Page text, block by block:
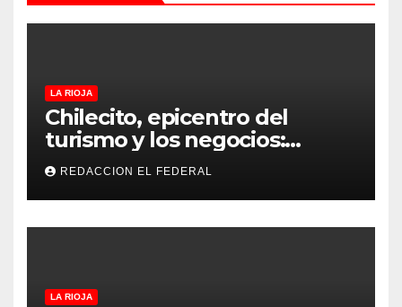
LA RIOJA
Chilecito, epicentro del
turismo y los negocios:
arranca la Expo que promete
revolucionar la economía
regional en un evento sin
precedentes en La Rioja
REDACCION EL FEDERAL
LA RIOJA